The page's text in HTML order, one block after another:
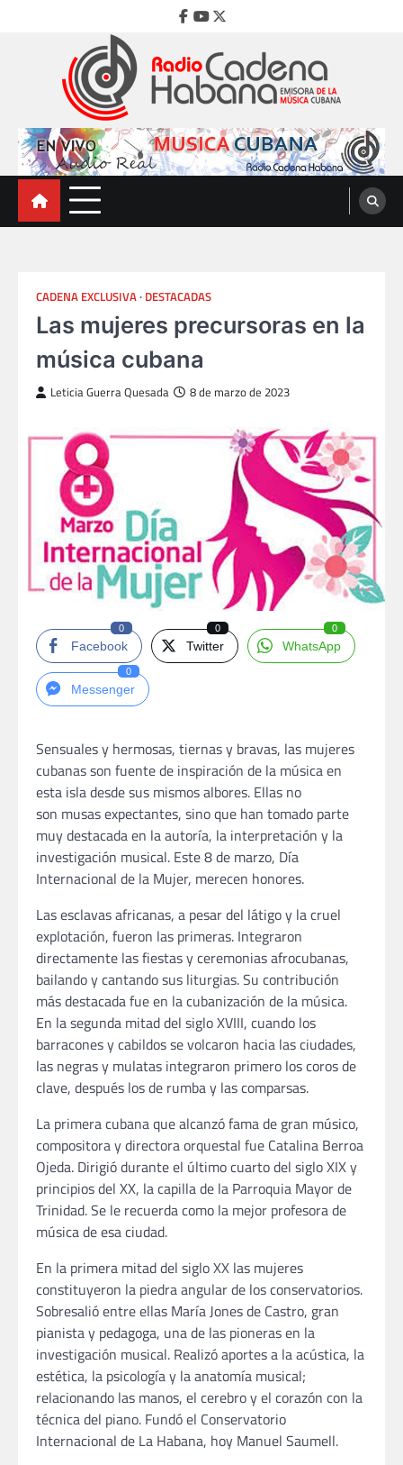
Facebook
Youtube
Twitter
Radio Cadena Habana
Emisora de la Música Cubana
CADENA EXCLUSIVA DESTACADAS
Las mujeres precursoras en la
música cubana
Leticia Guerra Quesada 8 de marzo de 2023
Facebook
0
Twitter
0
WhatsApp
0
Messenger
0
Sensuales y hermosas, tiernas y bravas, las mujeres
cubanas son fuente de inspiración de la música en
esta isla desde sus mismos albores. Ellas no
son musas expectantes, sino que han tomado parte
muy destacada en la autoría, la interpretación y la
investigación musical. Este 8 de marzo, Día
Internacional de la Mujer, merecen honores.
Las esclavas africanas, a pesar del látigo y la cruel
explotación, fueron las primeras. Integraron
directamente las fiestas y ceremonias afrocubanas,
bailando y cantando sus liturgias. Su contribución
más destacada fue en la cubanización de la música.
En la segunda mitad del siglo XVIII, cuando los
barracones y cabildos se volcaron hacia las ciudades,
las negras y mulatas integraron primero los coros de
clave, después los de rumba y las comparsas.
La primera cubana que alcanzó fama de gran músico,
compositora y directora orquestal fue Catalina Berroa
Ojeda. Dirigió durante el último cuarto del siglo XIX y
principios del XX, la capilla de la Parroquia Mayor de
Trinidad. Se le recuerda como la mejor profesora de
música de esa ciudad.
En la primera mitad del siglo XX las mujeres
constituyeron la piedra angular de los conservatorios.
Sobresalió entre ellas María Jones de Castro, gran
pianista y pedagoga, una de las pioneras en la
investigación musical. Realizó aportes a la acústica, la
estética, la psicología y la anatomía musical;
relacionando las manos, el cerebro y el corazón con la
técnica del piano. Fundó el Conservatorio
Internacional de La Habana, hoy Manuel Saumell.